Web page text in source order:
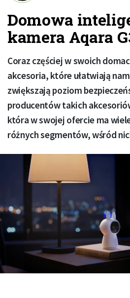
Domowa
kamera Aqara
Coraz częściej w swoich
akcesoria, które ułatwiają
zwiększają poziom
producentów takich
która w swojej ofercie ma
różnych segmentów, wśród